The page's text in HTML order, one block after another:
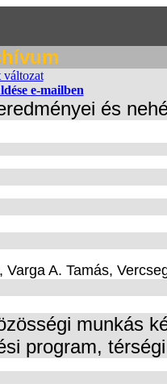
változat
e-mailben
és
A. Tamás,
munkás
program,